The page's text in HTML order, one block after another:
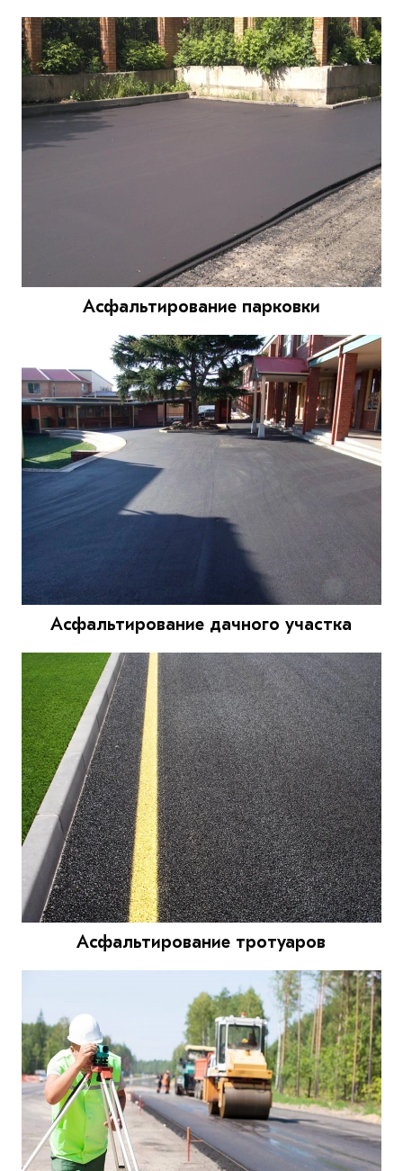
Асфальтирование парковки
Асфальтирование дачного участка
Асфальтирование тротуаров